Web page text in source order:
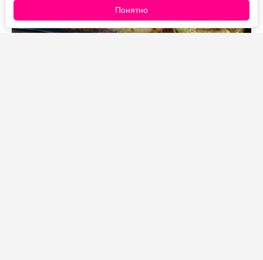
Понятно